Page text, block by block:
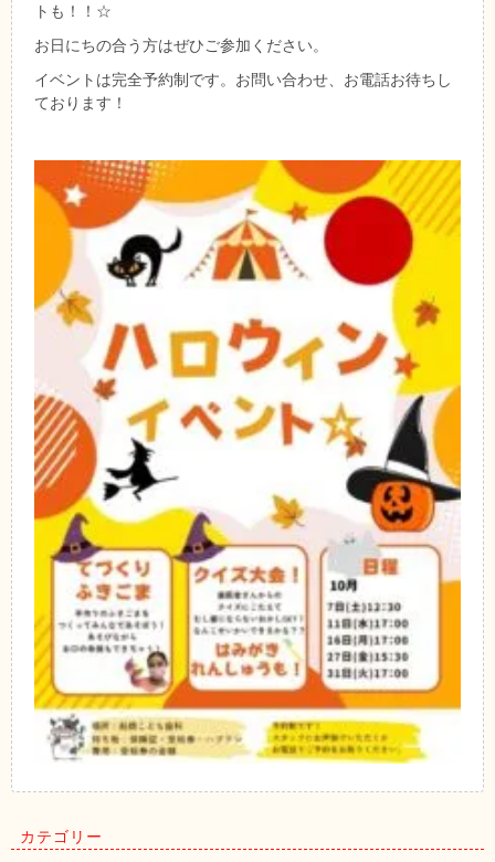
トも！！☆
お日にちの合う方はぜひご参加ください。
イベントは完全予約制です。お問い合わせ、お電話お待ちし
ております！
カテゴリー